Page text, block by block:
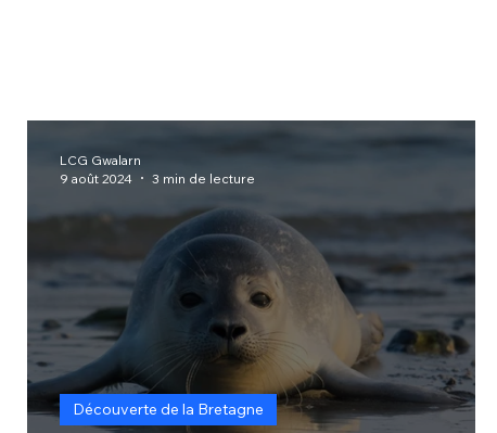
Découverte de la Bretagne
LCG Gwalarn
9 août 2024
3 min de lecture